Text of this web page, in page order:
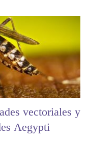
vectoriales y
Aegypti